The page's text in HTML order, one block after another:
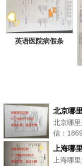
英语医院病假条
北京哪
北京哪
信：
上海哪
上海哪